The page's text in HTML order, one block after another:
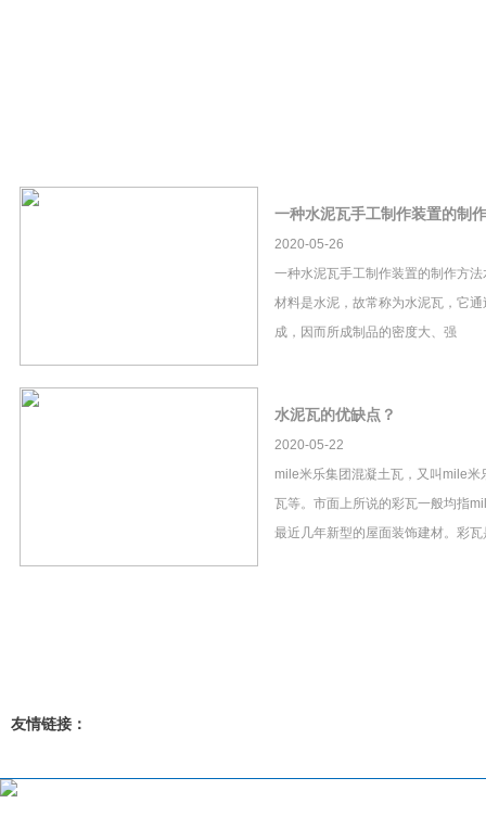
一种水泥瓦手工制作装置的制
2020-05-26
一种水泥瓦手工制作装置的制作方
材料是水泥，故常称为水泥瓦，它
成，因而所成制品的密度大、强
水泥瓦的优缺点？
2020-05-22
mile米乐集团混凝土瓦，又叫mile米
瓦等。市面上所说的彩瓦一般均指
最近几年新型的屋面装饰建材。彩
友情链接：